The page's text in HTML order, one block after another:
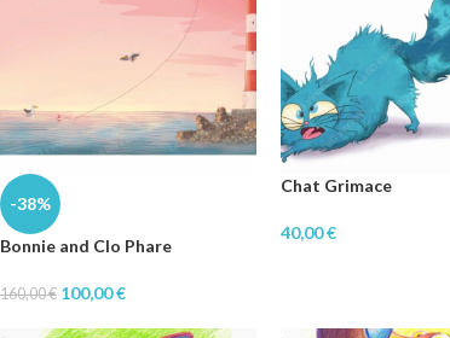
-38%
Bonnie and Clo Phare
160,00€ 100,00€
Chat Grimace
40,00€